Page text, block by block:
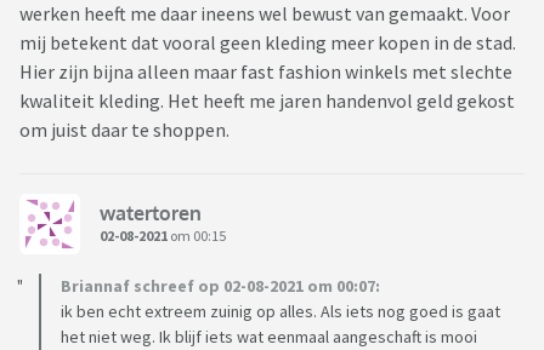
werken heeft me daar ineens wel bewust van gemaakt. Voor
mij betekent dat vooral geen kleding meer kopen in de stad.
Hier zijn bijna alleen maar fast fashion winkels met slechte
kwaliteit kleding. Het heeft me jaren handenvol geld gekost
om juist daar te shoppen.
watertoren
02-08-2021 om 00:15
Briannaf schreef op 02-08-2021 om 00:07:
ik ben echt extreem zuinig op alles. Als iets nog goed is gaat
het niet weg. Ik blijf iets wat eenmaal aangeschaft is mooi